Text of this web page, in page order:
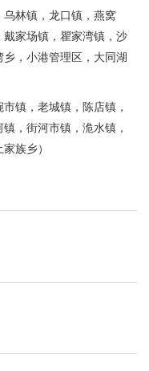
林镇，龙口镇，燕窝
家场镇，瞿家湾镇，沙
，小港管理区，大同湖
镇，老城镇，陈店镇，
，街河市镇，洈水镇，
族乡）